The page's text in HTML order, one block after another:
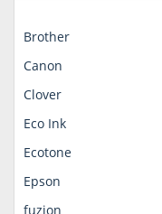
Brother
Canon
Clover
Eco Ink
Ecotone
Epson
fuzion